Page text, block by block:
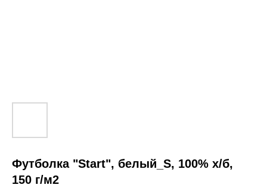
Футболка "Start", белый_S, 100% х/б,
150 г/м2